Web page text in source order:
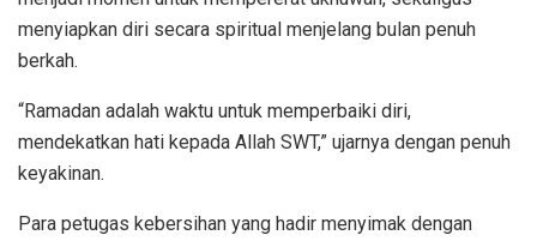
menyiapkan diri secara spiritual menjelang bulan penuh
berkah.
“Ramadan adalah waktu untuk memperbaiki diri,
mendekatkan hati kepada Allah SWT,” ujarnya dengan penuh
keyakinan.
Para petugas kebersihan yang hadir menyimak dengan